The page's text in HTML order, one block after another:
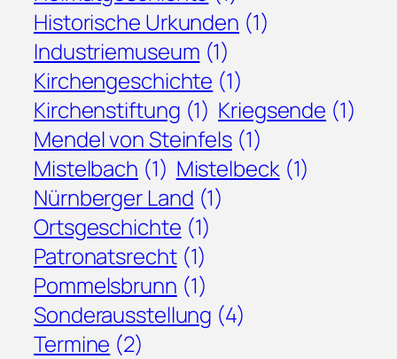
Historische Urkunden (1)
Industriemuseum (1)
Kirchengeschichte (1)
Kirchenstiftung (1) Kriegsende (1)
Mendel von Steinfels (1)
Mistelbach (1) Mistelbeck (1)
Nürnberger Land (1)
Ortsgeschichte (1)
Patronatsrecht (1)
Pommelsbrunn (1)
Sonderausstellung (4)
Termine (2)